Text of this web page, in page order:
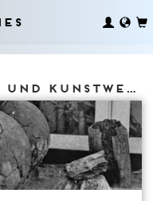
Zwischen Findlingen und Kunstwerken